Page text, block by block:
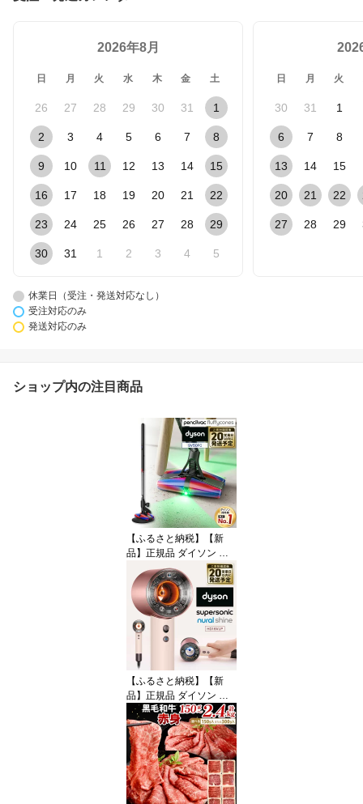
2026年8月
日 月 火 水 木 金 土
26 27 28 29 30 31 1
2 3 4 5 6 7 8
9 10 11 12 13 14 15
16 17 18 19 20 21 22
23 24 25 26 27 28 29
30 31 1 2 3 4 5
日 月 火
30 31 1
6 7 8
13 14 15
20 21 22
27 28 29
休業日（受注・発送対応なし）
受注対応のみ
発送対応のみ
ショップ内の注目商品
【ふるさと納税】【新
品】正規品 ダイソン 掃
除機 Dyson PencilVac Fl
uffycones (SV50FC) 1式
コードレス スティック掃
除機 コードレス掃除機
ダイソン掃除機 マットブ
ラック ペンシルバック
サイクロン 軽量 スタン
ド ダイソンコードレスク
リーナー LED 家電 福岡
県北九州市
【ふるさと納税】【新
品】正規品 ダイソン ヘ
アドライヤー Dyson Sup
ersonic Nural™ Shine ヘ
アドライヤー ( HD16VL
P ) セラミックピンク ド
ライヤー スーパーソニッ
ク ニューラル シャイン
スカルプ ダイソンドライ